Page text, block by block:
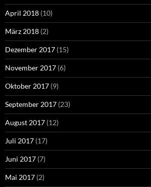
April 2018 (10)
März 2018 (2)
Dezember 2017 (15)
November 2017 (6)
Oktober 2017 (9)
September 2017 (23)
August 2017 (12)
Juli 2017 (17)
Juni 2017 (7)
Mai 2017 (2)